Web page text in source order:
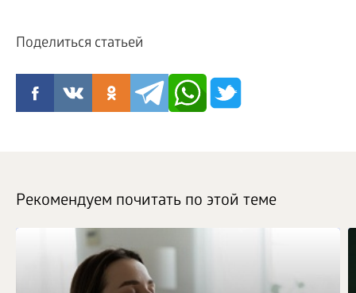
Поделиться статьей
Рекомендуем почитать по этой теме